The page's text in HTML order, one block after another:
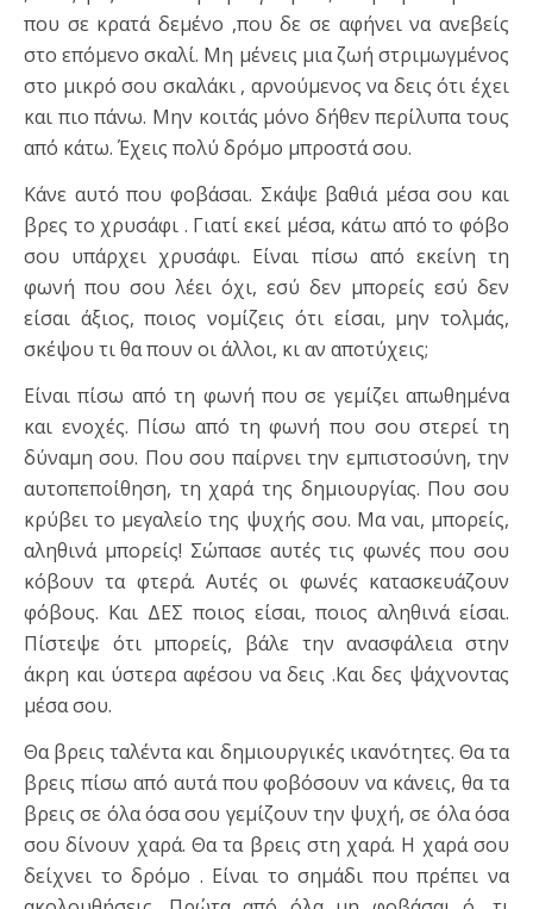
που σε κρατά δεμένο ,που δε σε αφήνει να ανεβείς
στο επόμενο σκαλί. Μη μένεις μια ζωή στριμωγμένος
στο μικρό σου σκαλάκι , αρνούμενος να δεις ότι έχει
και πιο πάνω. Μην κοιτάς μόνο δήθεν περίλυπα τους
από κάτω. Έχεις πολύ δρόμο μπροστά σου.
Κάνε αυτό που φοβάσαι. Σκάψε βαθιά μέσα σου και
βρες το χρυσάφι . Γιατί εκεί μέσα, κάτω από το φόβο
σου υπάρχει χρυσάφι. Είναι πίσω από εκείνη τη
φωνή που σου λέει όχι, εσύ δεν μπορείς εσύ δεν
είσαι άξιος, ποιος νομίζεις ότι είσαι, μην τολμάς,
σκέψου τι θα πουν οι άλλοι, κι αν αποτύχεις;
Είναι πίσω από τη φωνή που σε γεμίζει απωθημένα
και ενοχές. Πίσω από τη φωνή που σου στερεί τη
δύναμη σου. Που σου παίρνει την εμπιστοσύνη, την
αυτοπεποίθηση, τη χαρά της δημιουργίας. Που σου
κρύβει το μεγαλείο της ψυχής σου. Μα ναι, μπορείς,
αληθινά μπορείς! Σώπασε αυτές τις φωνές που σου
κόβουν τα φτερά. Αυτές οι φωνές κατασκευάζουν
φόβους. Και ΔΕΣ ποιος είσαι, ποιος αληθινά είσαι.
Πίστεψε ότι μπορείς, βάλε την ανασφάλεια στην
άκρη και ύστερα αφέσου να δεις .Και δες ψάχνοντας
μέσα σου.
Θα βρεις ταλέντα και δημιουργικές ικανότητες. Θα τα
βρεις πίσω από αυτά που φοβόσουν να κάνεις, θα τα
βρεις σε όλα όσα σου γεμίζουν την ψυχή, σε όλα όσα
σου δίνουν χαρά. Θα τα βρεις στη χαρά. Η χαρά σου
δείχνει το δρόμο . Είναι το σημάδι που πρέπει να